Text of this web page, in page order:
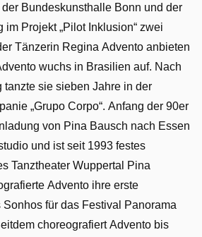
und
Bundeskunsthalle Bonn und der
Projekt „Pilot Inklusion“ zwei
Tänzerin Regina Advento anbieten
wuchs in Brasilien auf. Nach
tanzte sie sieben Jahre in der
„Grupo Corpo“. Anfang der 90er
von Pina Bausch nach Essen
und ist seit 1993 festes
Tanztheater Wuppertal Pina
Advento ihre erste
für das Festival Panorama
choreografiert Advento bis